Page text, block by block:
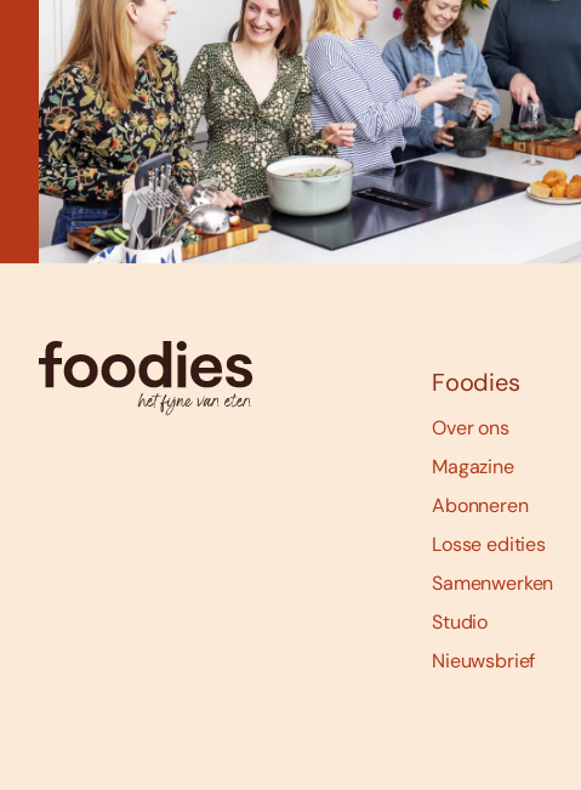
Foodies
Over ons
Magazine
Abonneren
Losse edities
Samenwerken
Studio
Nieuwsbrief